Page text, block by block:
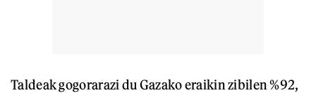
Taldeak gogorarazi du Gazako eraikin zibilen %92,